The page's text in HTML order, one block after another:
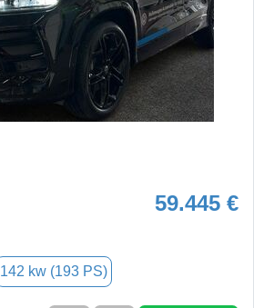
59.445 €
142 kw (193 PS)